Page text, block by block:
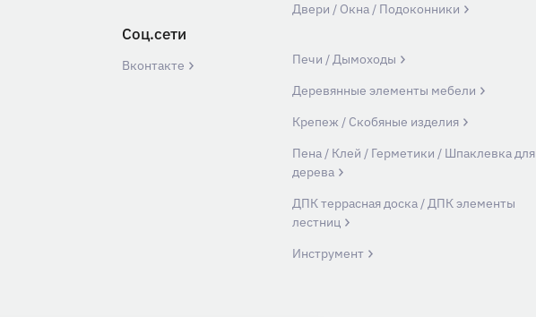
Соц.сети
Вконтакте
Двери / Окна / Подоконники
Печи / Дымоходы
Деревянные элементы мебели
Крепеж / Скобяные изделия
Пена / Клей / Герметики / Шпаклевка для
дерева
ДПК террасная доска / ДПК элементы
лестниц
Инструмент